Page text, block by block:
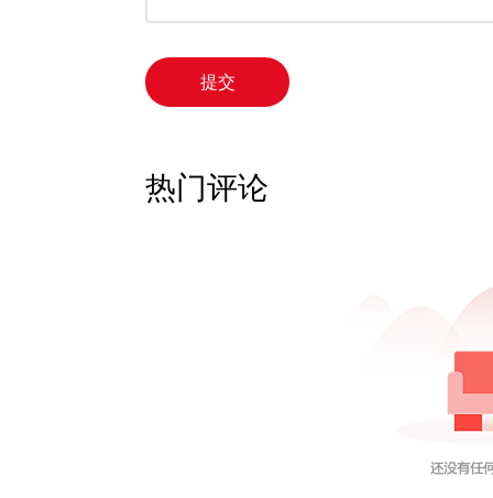
提交
热门评论